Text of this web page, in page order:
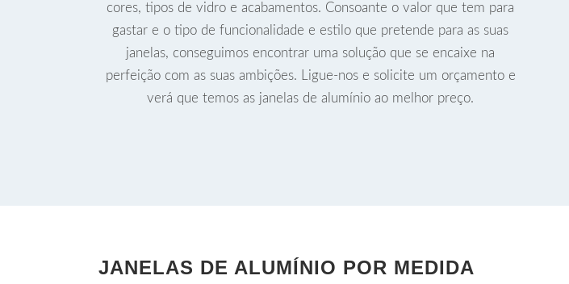
cores, tipos de vidro e acabamentos. Consoante o valor que tem para
gastar e o tipo de funcionalidade e estilo que pretende para as suas
janelas, conseguimos encontrar uma solução que se encaixe na
perfeição com as suas ambições. Ligue-nos e solicite um orçamento e
verá que temos as janelas de alumínio ao melhor preço.
JANELAS DE ALUMÍNIO POR MEDIDA